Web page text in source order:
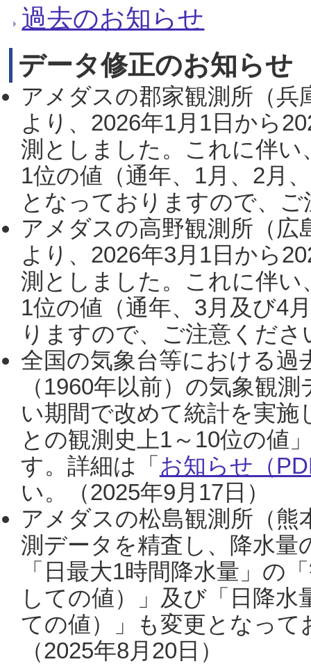
過去のお知らせ
データ修正のお知らせ
アメダスの郡家観測所（
より、2026年1月1日から
測としました。これに伴い
1位の値（通年、1月、2月
となっておりますので、
アメダスの高野観測所（
より、2026年3月1日から
測としました。これに伴い
1位の値（通年、3月及び4
りますので、ご注意くだ
全国の気象台等における過
（1960年以前）の気象観
い期間で改めて統計を実
との観測史上1～10位の値
す。詳細は「 お知らせ（
い。（2025年9月17日）
アメダスの松島観測所（熊
測データを精査し、降水
「日最大1時間降水量」の
しての値）」及び「日降
ての値）」も変更となっ
（2025年8月20日）